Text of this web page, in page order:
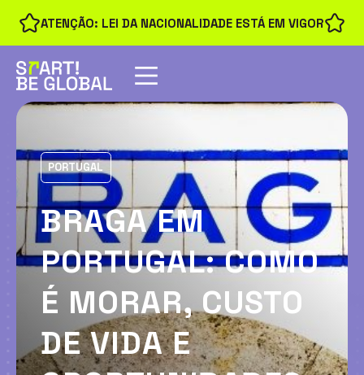
ATENÇÃO: LEI DA NACIONALIDADE ESTÁ EM VIGOR
PORTUGAL
BRAGA EM
PORTUGAL: COMO
É MORAR, CUSTO
DE VIDA E